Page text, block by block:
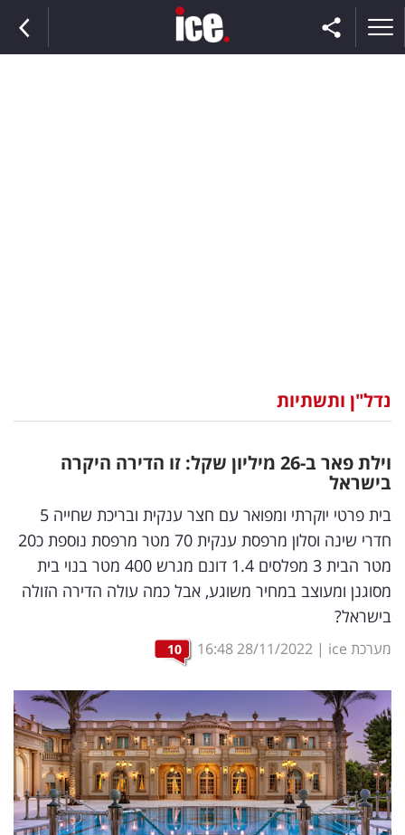
וצרכנות
דיגיטל
וטק
שיווק
ופרסום
משפט
ומחקרים
דעות
רכילות
עסקית
נדל"ן ותשתיות
וילת פאר ב-26 מיליון שקל: זו הדירה היקרה
בישראל
בית פרטי יוקרתי ומפואר עם חצר ענקית ובריכת שחייה 5
חדרי שינה וסלון מרפסת ענקית 70 מטר מרפסת נוספת כ20
מטר הבית 3 מפלסים 1.4 דונם מגרש 400 מטר בנוי בית
מסוגנן ומעוצב במחיר משוגע, אבל כמה עולה הדירה הזולה
בישראל?
מערכת ice |
28/11/2022
16:48
10